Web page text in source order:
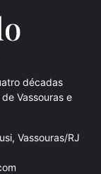
décadas
Vassouras e
Vassouras/RJ